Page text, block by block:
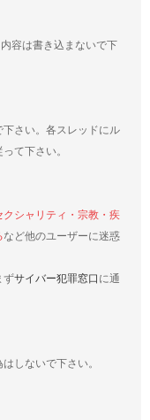
容は書き込まないで下
さい。各スレッドにル
て下さい。
シャリティ・宗教・疾
など他のユーザーに迷惑
ずサイバー犯罪窓口 に通
しないで下さい。